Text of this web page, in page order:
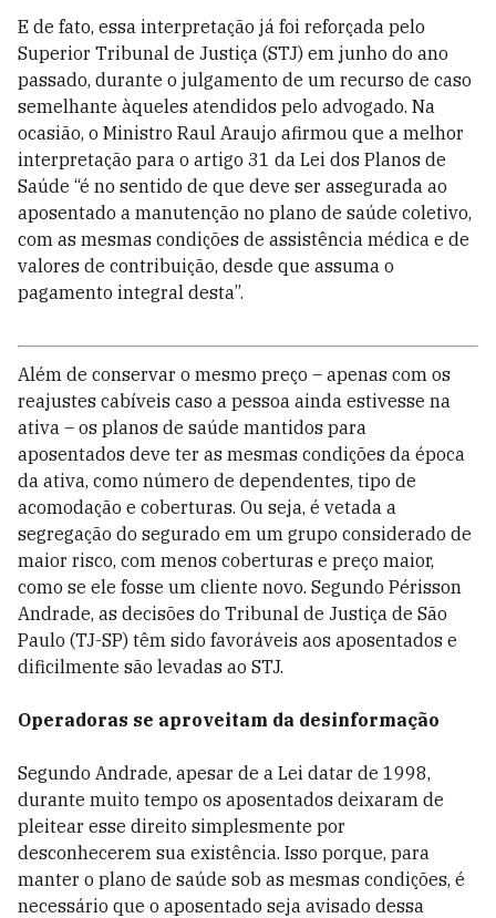
E de fato, essa interpretação já foi reforçada pelo
Superior Tribunal de Justiça (STJ) em junho do ano
passado, durante o julgamento de um recurso de caso
semelhante àqueles atendidos pelo advogado. Na
ocasião, o Ministro Raul Araujo afirmou que a melhor
interpretação para o artigo 31 da Lei dos Planos de
Saúde “é no sentido de que deve ser assegurada ao
aposentado a manutenção no plano de saúde coletivo,
com as mesmas condições de assistência médica e de
valores de contribuição, desde que assuma o
pagamento integral desta”.
Além de conservar o mesmo preço – apenas com os
reajustes cabíveis caso a pessoa ainda estivesse na
ativa – os planos de saúde mantidos para
aposentados deve ter as mesmas condições da época
da ativa, como número de dependentes, tipo de
acomodação e coberturas. Ou seja, é vetada a
segregação do segurado em um grupo considerado de
maior risco, com menos coberturas e preço maior,
como se ele fosse um cliente novo. Segundo Périsson
Andrade, as decisões do Tribunal de Justiça de São
Paulo (TJ-SP) têm sido favoráveis aos aposentados e
dificilmente são levadas ao STJ.
Operadoras se aproveitam da desinformação
Segundo Andrade, apesar de a Lei datar de 1998,
durante muito tempo os aposentados deixaram de
pleitear esse direito simplesmente por
desconhecerem sua existência. Isso porque, para
manter o plano de saúde sob as mesmas condições, é
necessário que o aposentado seja avisado dessa